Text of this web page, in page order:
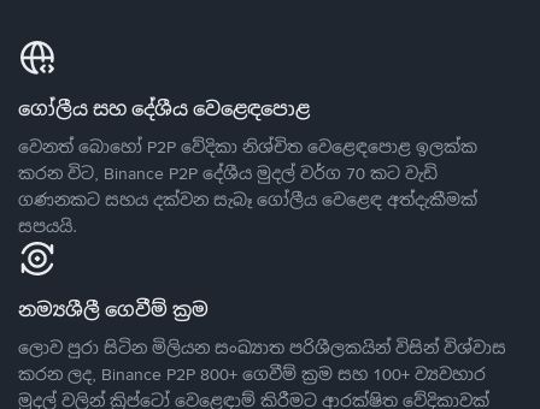
ගෝලීය සහ දේශීය වෙළෙඳපොළ
වෙනත් බොහෝ P2P වේදිකා නිශ්චිත වෙළෙඳපොළ ඉලක්ක
කරන විට, Binance P2P දේශීය මුදල් වර්ග 70 කට වැඩි
ගණනකට සහය දක්වන සැබෑ ගෝලීය වෙළෙඳ අත්දැකීමක්
සපයයි.
නම්‍යශීලී ගෙවීම් ක්‍රම
ලොව පුරා සිටින මිලියන සංඛ්‍යාත පරිශීලකයින් විසින් විශ්වාස
කරන ලද, Binance P2P 800+ ගෙවීම් ක්‍රම සහ 100+ ව්‍යවහාර
මුදල් වලින් ක්‍රිප්ටෝ වෙළෙඳාම් කිරීමට ආරක්ෂිත වේදිකාවක්